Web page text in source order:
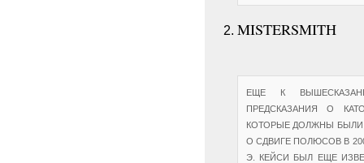
MISTERSMITH
ЕЩЕ К
ПРЕДСКАЗАНИЯ О
КОТОРЫЕ ДОЛЖНЫ БЫЛИ
О СДВИГЕ ПОЛЮСОВ В
Э. КЕЙСИ БЫЛ ЕЩЕ